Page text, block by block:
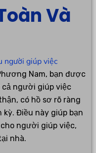
Và
người giúp việc
Nam, bạn được
cả người giúp việc
có hồ sơ rõ ràng
Điều này giúp bạn
người giúp việc,
nhà.